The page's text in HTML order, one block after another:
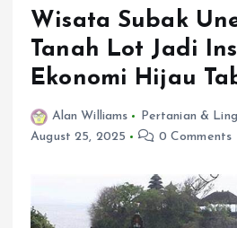
Wisata Subak
Tanah Lot Jadi
Ekonomi Hijau
Alan Williams
Pertanian &
August 25, 2025
0 Comments